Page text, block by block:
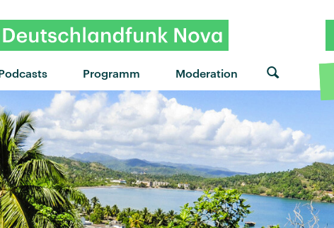
Programm Moderation
"Wet White Tee Shirt" von UPSAHL · "Wet